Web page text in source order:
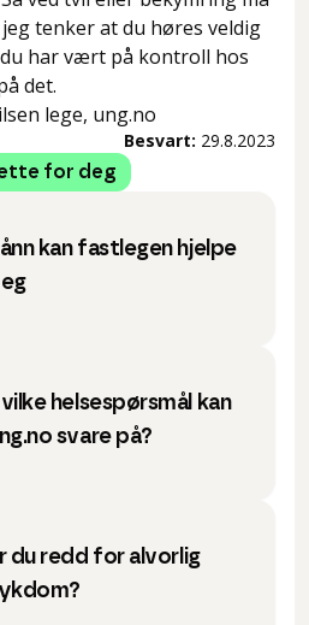
tenker at du høres veldig
har vært på kontroll hos
det.
lege, ung.no
Besvart: 29.8.2023
for deg
kan fastlegen hjelpe
helsespørsmål kan
svare på?
du redd for alvorlig